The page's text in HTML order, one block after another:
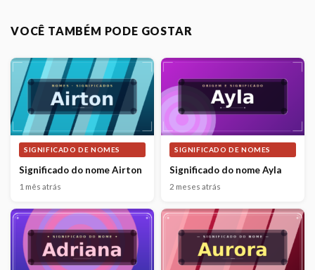
VOCÊ TAMBÉM PODE GOSTAR
SIGNIFICADO DE NOMES
Significado do nome Airton
1 mês atrás
SIGNIFICADO DE NOMES
Significado do nome Ayla
2 meses atrás